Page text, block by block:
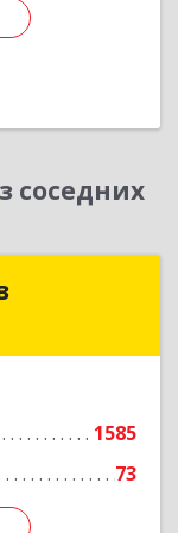
соседних
1585
73
Саратов
Подробнее